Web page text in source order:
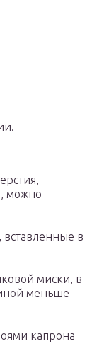
можно
в
миски, в
меньше
капрона